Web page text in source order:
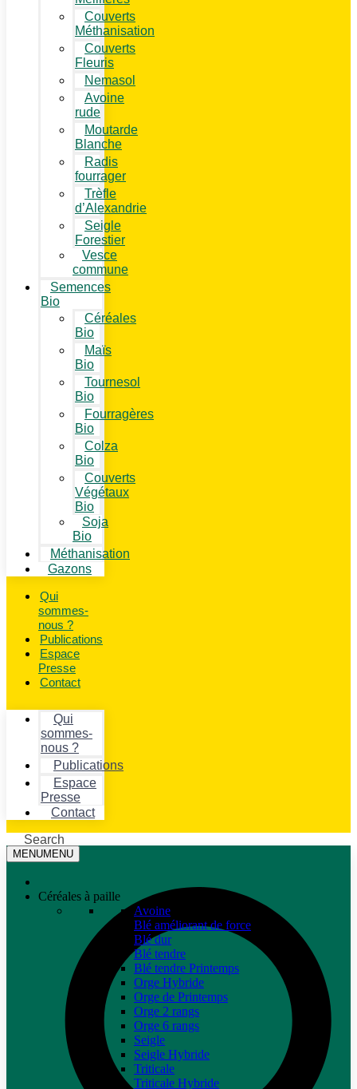
Couverts
Méthanisation
Couverts
Fleuris
Nemasol
Avoine
rude
Moutarde
Blanche
Radis
fourrager
Trèfle
d’Alexandrie
Seigle
Forestier
Vesce
commune
Semences
Bio
Céréales
Bio
Maïs
Bio
Tournesol
Bio
Fourragères
Bio
Colza
Bio
Couverts
Végétaux
Bio
Soja
Bio
Méthanisation
Gazons
Qui
sommes-
nous ?
Publications
Espace
Presse
Contact
Qui
sommes-
nous ?
Publications
Espace
Presse
Contact
Search
MENUMENU
Céréales à paille
Avoine
Blé améliorant de force
Blé dur
Blé tendre
Blé tendre Printemps
Orge Hybride
Orge de Printemps
Orge 2 rangs
Orge 6 rangs
Seigle
Seigle Hybride
Triticale
Triticale Hybride